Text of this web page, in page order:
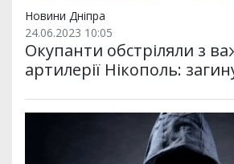
Новини Дніпра
24.06.2023 10:05
Окупанти обстріляли з
артилерії Нікополь: